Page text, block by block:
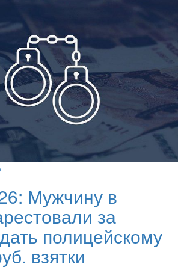
Мужчину в
за
полицейскому
взятки